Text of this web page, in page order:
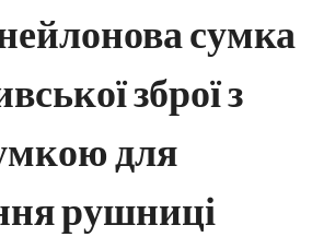
сумка
зброї з
для
рушниці